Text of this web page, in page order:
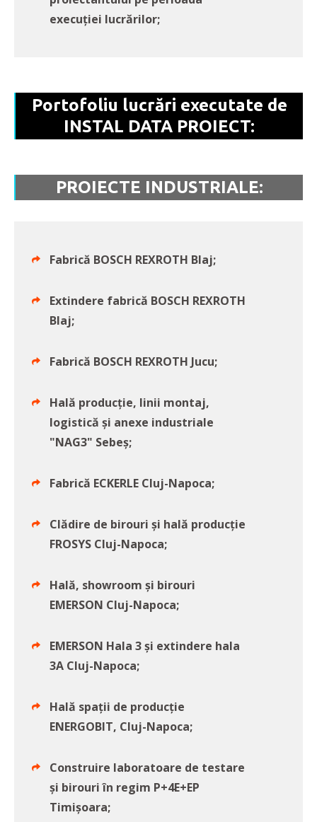
execuției lucrărilor;
Portofoliu lucrări executate de
INSTAL DATA PROIECT:
PROIECTE INDUSTRIALE:
Fabrică BOSCH REXROTH Blaj;
Extindere fabrică BOSCH REXROTH
Blaj;
Fabrică BOSCH REXROTH Jucu;
Hală producție, linii montaj,
logistică și anexe industriale
"NAG3" Sebeș;
Fabrică ECKERLE Cluj-Napoca;
Clădire de birouri și hală producție
FROSYS Cluj-Napoca;
Hală, showroom și birouri
EMERSON Cluj-Napoca;
EMERSON Hala 3 și extindere hala
3A Cluj-Napoca;
Hală spații de producție
ENERGOBIT, Cluj-Napoca;
Construire laboratoare de testare
și birouri în regim P+4E+EP
Timișoara;